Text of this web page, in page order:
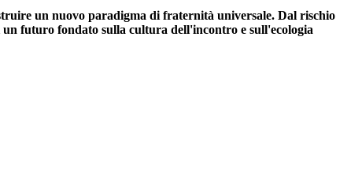
un nuovo paradigma di fraternità universale. Dal rischio
futuro fondato sulla cultura dell'incontro e sull'ecologia